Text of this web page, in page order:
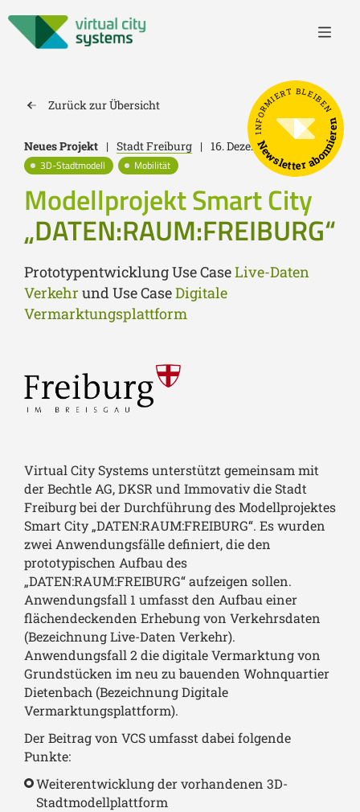
Zurück zur Übersicht
Neues Projekt | Stadt Freiburg | 16. Dezember 2022
3D-Stadtmodell
Mobilität
Modellprojekt Smart City
„DATEN:RAUM:FREIBURG“
Prototypentwicklung Use CaseLive-Daten
Verkehr und Use CaseDigitale
Vermarktungsplattform
Virtual City Systems unterstützt gemeinsam mit
der Bechtle AG, DKSR und Immovativ die Stadt
Freiburg bei der Durchführung des Modellprojektes
Smart City „DATEN:RAUM:FREIBURG“. Es wurden
zwei Anwendungsfälle definiert, die den
prototypischen Aufbau des
„DATEN:RAUM:FREIBURG“ aufzeigen sollen.
Anwendungsfall 1 umfasst den Aufbau einer
flächendeckenden Erhebung von Verkehrsdaten
(Bezeichnung Live-Daten Verkehr).
Anwendungsfall 2 die digitale Vermarktung von
Grundstücken im neu zu bauenden Wohnquartier
Dietenbach (Bezeichnung Digitale
Vermarktungsplattform).
Der Beitrag von VCS umfasst dabei folgende
Punkte:
Weiterentwicklung der vorhandenen 3D-
Stadtmodellplattform
INFORMIERT BLEIBEN
Newsletter abonnieren